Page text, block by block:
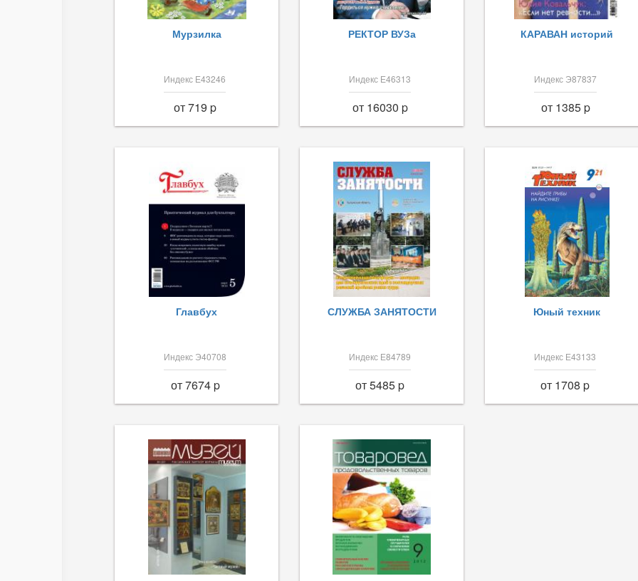
Мурзилка
Индекс Е43246
от 719 p
РЕКТОР ВУЗа
Индекс Е46313
от 16030 p
КАРАВАН историй
Индекс Э87837
от 1385 p
Главбух
Индекс Э40708
от 7674 p
СЛУЖБА ЗАНЯТОСТИ
Индекс Е84789
от 5485 p
Юный техник
Индекс Е43133
от 1708 p